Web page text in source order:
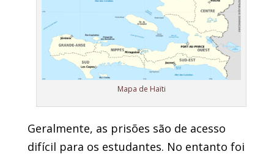
Mapa de Haïti
Geralmente, as prisões são de acesso
difícil para os estudantes. No entanto foi